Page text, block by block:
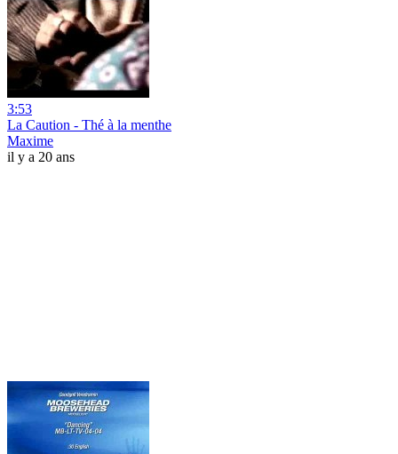
3:53
La Caution - Thé à la menthe
Maxime
il y a 20 ans